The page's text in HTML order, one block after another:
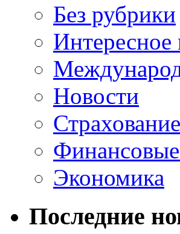
Без рубрики
Новости
Страхование
Экономика
Последние